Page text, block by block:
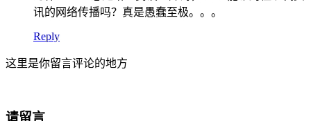
讯的网络传播吗？真是愚蠢至极。。。
Reply
这里是你留言评论的地方
请留言